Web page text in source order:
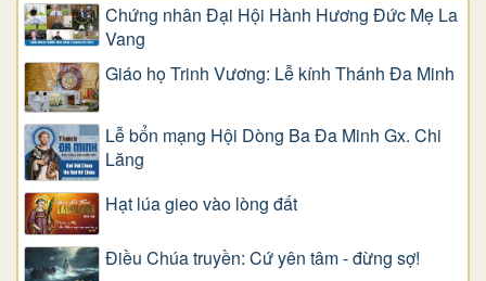
Chứng nhân Đại Hội Hành Hương Đức Mẹ La
Vang
Giáo họ Trinh Vương: Lễ kính Thánh Đa Minh
Lễ bổn mạng Hội Dòng Ba Đa Minh Gx. Chi
Lăng
Hạt lúa gieo vào lòng đất
Điều Chúa truyền: Cứ yên tâm - đừng sợ!